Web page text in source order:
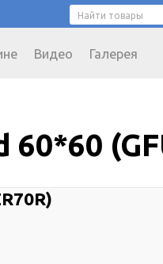
Видео Галерея